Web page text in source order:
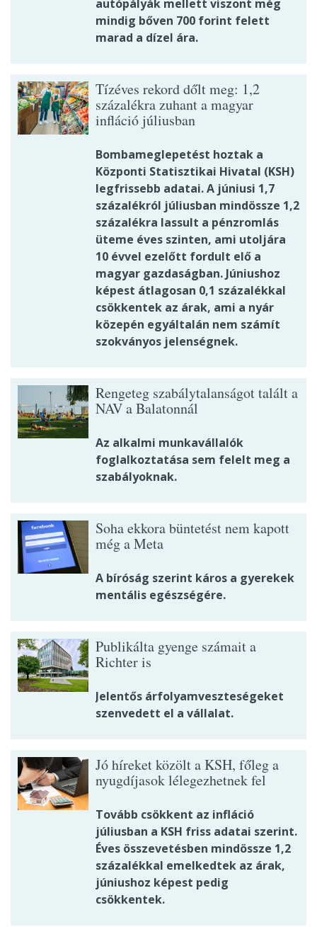
autópályák mellett viszont még
mindig bőven 700 forint felett
marad a dízel ára.
Tízéves rekord dőlt meg: 1,2
százalékra zuhant a magyar
infláció júliusban
Bombameglepetést hoztak a
Központi Statisztikai Hivatal (KSH)
legfrissebb adatai. A júniusi 1,7
százalékról júliusban mindössze 1,2
százalékra lassult a pénzromlás
üteme éves szinten, ami utoljára
10 évvel ezelőtt fordult elő a
magyar gazdaságban. Júniushoz
képest átlagosan 0,1 százalékkal
csökkentek az árak, ami a nyár
közepén egyáltalán nem számít
szokványos jelenségnek.
Rengeteg szabálytalanságot talált a
NAV a Balatonnál
Az alkalmi munkavállalók
foglalkoztatása sem felelt meg a
szabályoknak.
Soha ekkora büntetést nem kapott
még a Meta
A bíróság szerint káros a gyerekek
mentális egészségére.
Publikálta gyenge számait a
Richter is
Jelentős árfolyamveszteségeket
szenvedett el a vállalat.
Jó híreket közölt a KSH, főleg a
nyugdíjasok lélegezhetnek fel
Tovább csökkent az infláció
júliusban a KSH friss adatai szerint.
Éves összevetésben mindössze 1,2
százalékkal emelkedtek az árak,
júniushoz képest pedig
csökkentek.